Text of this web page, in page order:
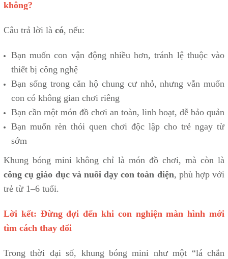
không?
Câu trả lời là có, nếu:
Bạn muốn con vận động nhiều hơn, tránh lệ thuộc vào
thiết bị công nghệ
Bạn sống trong căn hộ chung cư nhỏ, nhưng vẫn muốn
con có không gian chơi riêng
Bạn cần một món đồ chơi an toàn, linh hoạt, dễ bảo quản
Bạn muốn rèn thói quen chơi độc lập cho trẻ ngay từ
sớm
Khung bóng mini không chỉ là món đồ chơi, mà còn là
công cụ giáo dục và nuôi dạy con toàn diện, phù hợp với
trẻ từ 1–6 tuổi.
Lời kết: Đừng đợi đến khi con nghiện màn hình mới
tìm cách thay đổi
Trong thời đại số, khung bóng mini như một “lá chắn